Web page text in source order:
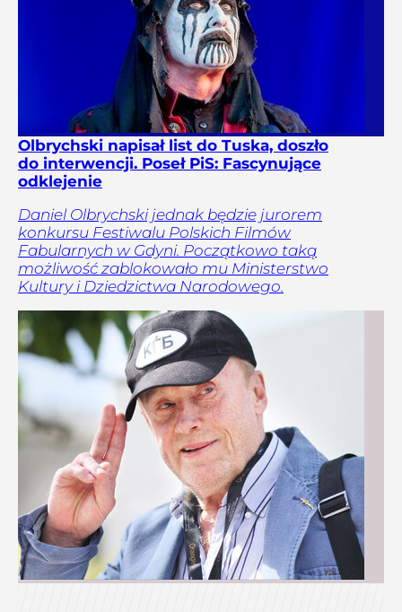
Olbrychski napisał list do Tuska, doszło
do interwencji. Poseł PiS: Fascynujące
odklejenie
Daniel Olbrychski jednak będzie jurorem
konkursu Festiwalu Polskich Filmów
Fabularnych w Gdyni. Początkowo taką
możliwość zablokowało mu Ministerstwo
Kultury i Dziedzictwa Narodowego.